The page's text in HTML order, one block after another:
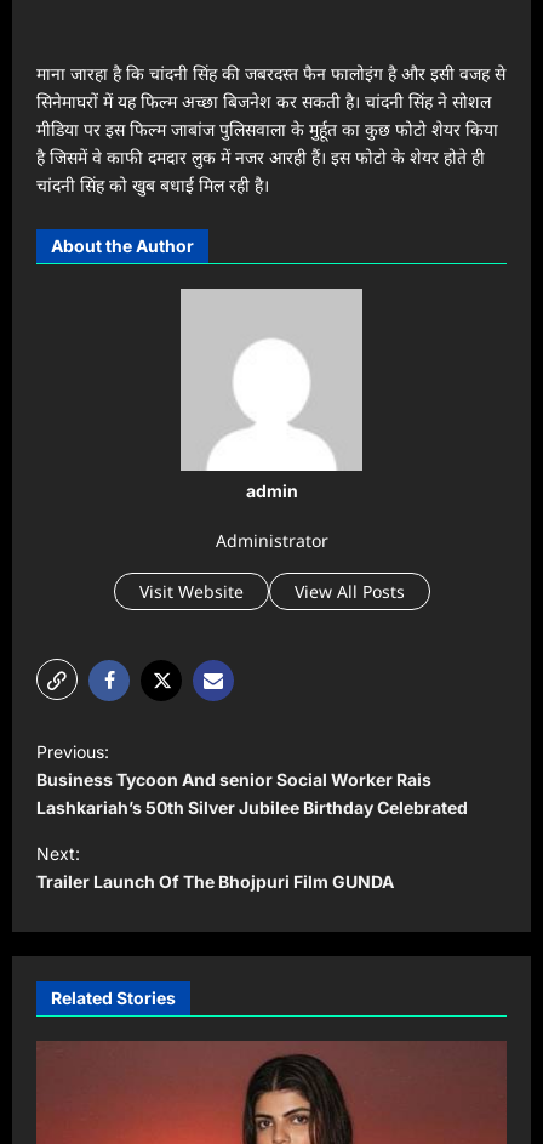
माना जारहा है कि चांदनी सिंह की जबरदस्त फैन फालोइंग है और इसी वजह से
सिनेमाघरों में यह फिल्म अच्छा बिजनेश कर सकती है। चांदनी सिंह ने सोशल
मीडिया पर इस फिल्म जाबांज पुलिसवाला के मुर्हूत का कुछ फोटो शेयर किया
है जिसमें वे काफी दमदार लुक में नजर आरही हैं। इस फोटो के शेयर होते ही
चांदनी सिंह को खुब बधाई मिल रही है।
About the Author
admin
Administrator
Visit Website View All Posts
o
s
t
n
a
v
g
Previous:
Business Tycoon And senior Social Worker Rais
Lashkariah’s 50th Silver Jubilee Birthday Celebrated
Next:
Trailer Launch Of The Bhojpuri Film GUNDA
Related Stories